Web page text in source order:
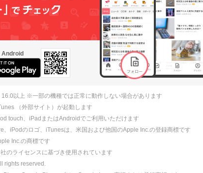
Android
以上 ※一部の機種では正常に動作しない場合があります
（外部サイト）が起動します
touch、iPadまたはAndroidでご利用いただけます
、iPodのロゴ、iTunesは、米国および他国のApple Inc.の登録商標です
Inc.の商標です
のライセンスに基づき使用されています
rights reserved.